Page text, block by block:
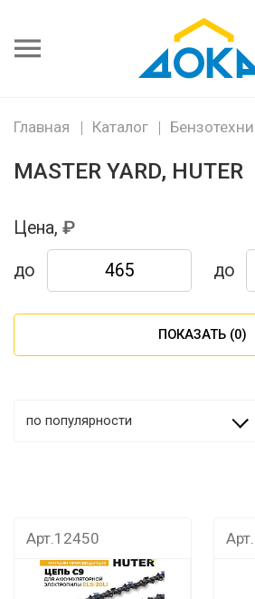
пароль
Главная Каталог
MASTER YARD, HUTER
Цена,
до до
ПОКАЗАТЬ (0)
по популярности
Арт.12450